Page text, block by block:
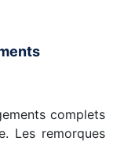
complets
Les remorques